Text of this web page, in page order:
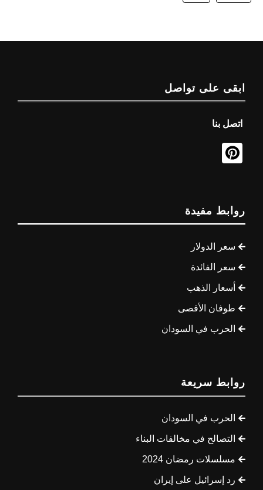
ابقى على تواصل
اتصل بنا
روابط مفيدة
سعر الدولار
سعر الفائدة
أسعار الذهب
طوفان الأقصى
الحرب في السودان
روابط سريعة
الحرب في السودان
التصالح في مخالفات البناء
مسلسلات رمضان 2024
رد إسرائيل على إيران